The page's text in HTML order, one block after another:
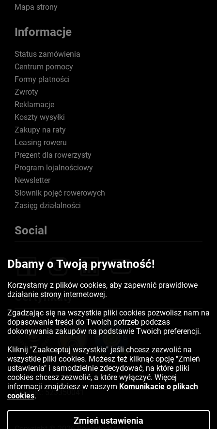
Mapa strony
Informacje
Status zamówienia
Centrum pomocy
Formy płatności
Zwroty
Reklamacje
Koszty wysyłki
Zakupy na raty
Leasing roweru
Prezent dla rowerzysty
Program lojalnościowy
Newsletter
Słownik pojęć rowerowych
Zasięg działalności
Social
Certyfikaty
Kontakt: 523350041
Dbamy o Twoją prywatność!
Korzystamy z plików cookies, aby zapewnić prawidłowe
działanie strony internetowej.
Zgadzając się na wszystkie pliki cookies pozwolisz nam na
dopasowanie treści do Twoich potrzeb podczas
dokonywania zakupów na podstawie Twoich preferencji.
Kliknij "Zaakceptuj wszystkie" jeśli chcesz zezwolić na
wszystkie pliki cookies. Możesz też kliknąć opcję "Zmień
ustawienia" i samodzielnie zdecydować, na które pliki
cookies chcesz zezwolić, a które wyłączyć. Więcej
informacji znajdziesz w naszym Komunikacie o plikach
cookies.
Zmień ustawienia